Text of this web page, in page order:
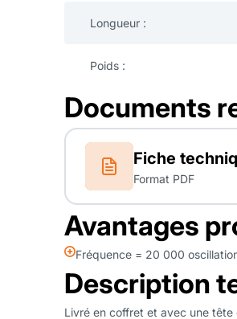
Longueur :
Poids :
Documents
Fiche
Format PDF
Avantages
Fréquence = 20 000
Description
Livré en coffret et avec une